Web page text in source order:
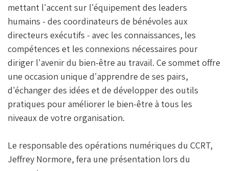
mettant l'accent sur l'équipement des leaders
humains - des coordinateurs de bénévoles aux
directeurs exécutifs - avec les connaissances, les
compétences et les connexions nécessaires pour
diriger l'avenir du bien-être au travail. Ce sommet offre
une occasion unique d'apprendre de ses pairs,
d'échanger des idées et de développer des outils
pratiques pour améliorer le bien-être à tous les
niveaux de votre organisation.
Le responsable des opérations numériques du CCRT,
Jeffrey Normore, fera une présentation lors du